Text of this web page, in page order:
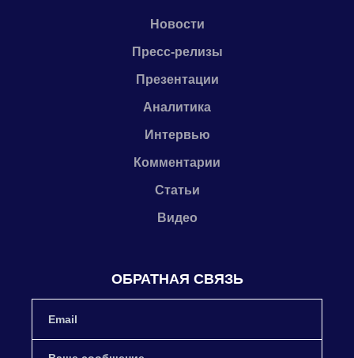
Новости
Пресс-релизы
Презентации
Аналитика
Интервью
Комментарии
Статьи
Видео
ОБРАТНАЯ СВЯЗЬ